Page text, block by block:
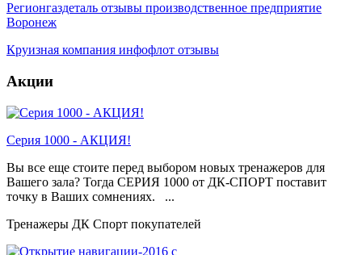
Регионгаздеталь отзывы производственное предприятие
Воронеж
Круизная компания инфофлот отзывы
Акции
Серия 1000 - АКЦИЯ!
Вы все еще стоите перед выбором новых тренажеров для
Вашего зала? Тогда СЕРИЯ 1000 от ДК-СПОРТ поставит
точку в Ваших сомнениях. ...
Тренажеры ДК Спорт покупателей